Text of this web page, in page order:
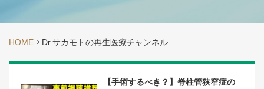
HOME Dr.サカモトの再生医療チャンネル
【手術するべき？】脊柱管狭窄症の